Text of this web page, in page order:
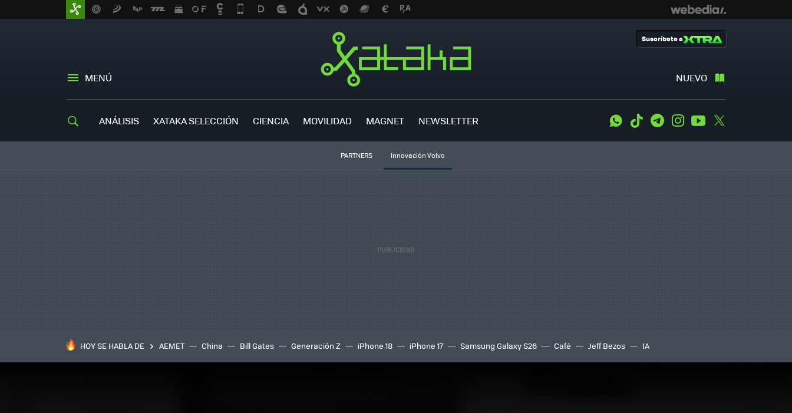
MENÚ NUEVO
Suscríbete a
ANÁLISIS XATAKA SELECCIÓN CIENCIA MOVILIDAD MAGNET NEWSLETTER WhatsApp
Tiktok TelegramInstagramYoutube
PARTNERS Innovación Volvo
HOY SE HABLA DE AEMET China Bill Gates Generación Z iPhone 18 iPhone 17 Samsung Galaxy S26 Café Jeff Bezos IA